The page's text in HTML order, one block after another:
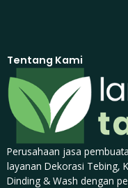
Tentang Kami
Perusahaan jasa
layanan Dekorasi Tebing,
Dinding & Wash dengan